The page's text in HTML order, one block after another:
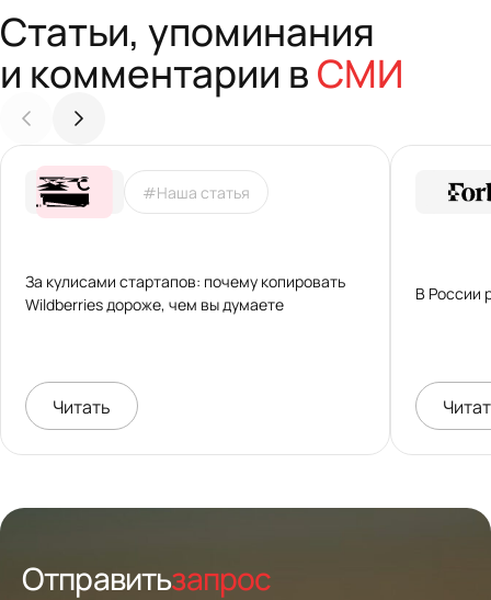
Статьи, упоминания
и комментарии вСМИ
#Наша статья
За кулисами стартапов: почему копировать
Wildberries дороже, чем вы думаете
Читать
В России
Отправитьзапрос